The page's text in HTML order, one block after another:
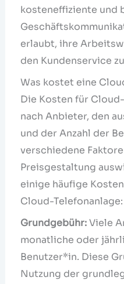
kosteneffiziente und
erlaubt, ihre
den Kundenservice
Was kostet eine
Die Kosten für
nach Anbieter, den
und der Anzahl der
verschiedene
Preisgestaltung
einige häufige
Cloud-Telefonanlage:
Grundgebühr:Viele
monatliche oder
Benutzer*in. Diese
Nutzung der